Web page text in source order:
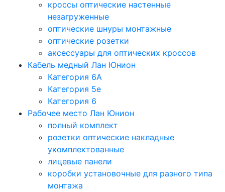
кроссы оптические настенные
незагруженные
оптические шнуры монтажные
оптические розетки
аксессуары для оптических кроссов
Кабель медный Лан Юнион
Категория 6A
Категория 5e
Категория 6
Рабочее место Лан Юнион
полный комплект
розетки оптические накладные
укомплектованные
лицевые панели
коробки установочные для разного типа
монтажа